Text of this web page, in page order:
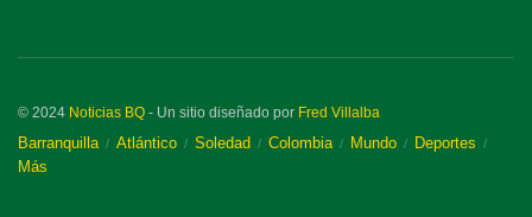
© 2024 Noticias BQ - Un sitio diseñado por Fred Villalba
Barranquilla Atlántico Soledad Colombia Mundo
Deportes
Más